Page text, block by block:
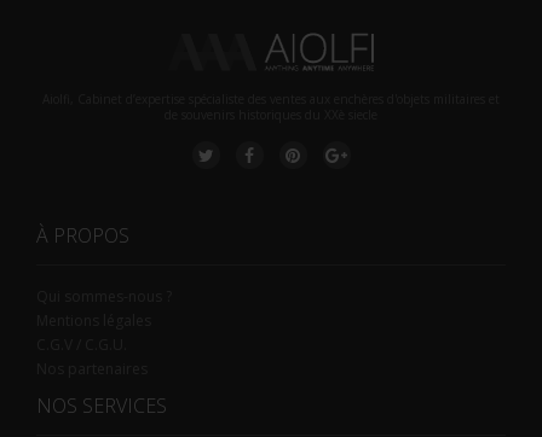
À PROPOS
NOS SERVICES